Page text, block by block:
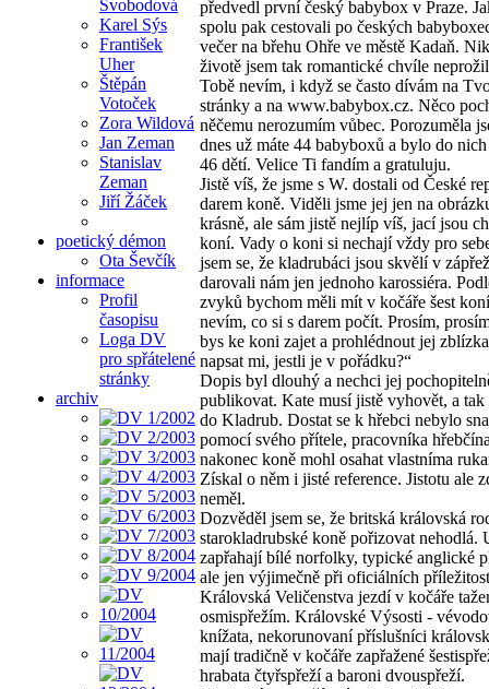
Svobodová
Karel Sýs
František
Uher
Štěpán
Votoček
Zora Wildová
Jan Zeman
Stanislav
Zeman
Jiří Žáček
poetický démon
Ota Ševčík
informace
Profil
časopisu
Loga DV
pro spřátelené
stránky
archiv
předvedl první český babybox v Praze.
spolu pak cestovali po českých
večer na břehu Ohře ve městě Kadaň.
životě jsem tak romantické chvíle
Tobě nevím, i když se často dívám na
stránky a na www.babybox.cz. Něco
něčemu nerozumím vůbec. Porozuměla
dnes už máte 44 babyboxů a bylo do
46 dětí. Velice Ti fandím a gratuluju.
Jistě víš, že jsme s W. dostali od České
darem koně. Viděli jsme jej jen na
krásně, ale sám jistě nejlíp víš, jací jsou
koní. Vady o koni si nechají vždy pro
jsem se, že kladrubáci jsou skvělí v
darovali nám jen jednoho karossiéra.
zvyků bychom měli mít v kočáře šest
nevím, co si s darem počít. Prosím,
bys ke koni zajet a prohlédnout jej
napsat mi, jestli je v pořádku?“
Dopis byl dlouhý a nechci jej
publikovat. Kate musí jistě vyhovět, a
do Kladrub. Dostat se k hřebci nebylo
pomocí svého přítele, pracovníka
nakonec koně mohl osahat vlastníma
Získal o něm i jisté reference. Jistotu ale
neměl.
Dozvěděl jsem se, že britská královská
starokladrubské koně pořizovat nehodlá.
zapřahají bílé norfolky, typické anglické
ale jen výjimečně při oficiálních
Královská Veličenstva jezdí v kočáře
osmispřežím. Královské Výsosti -
knížata, nekorunovaní příslušníci
mají tradičně v kočáře zapřažené
hrabata čtyřspřeží a baroni dvouspřeží.